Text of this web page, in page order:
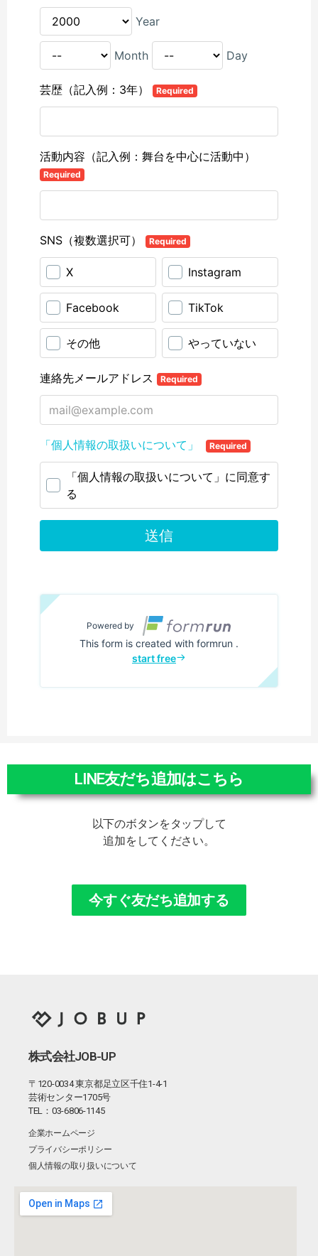
LINE友だち追加はこちら
以下のボタンをタップして
追加をしてください。
今すぐ友だち追加する
株式会社JOB-UP
〒120-0034東京都足立区千住1-4-1
芸術センター1705号
TEL： 03-6806-1145
企業ホームページ
プライバシーポリシー
個人情報の取り扱いについて